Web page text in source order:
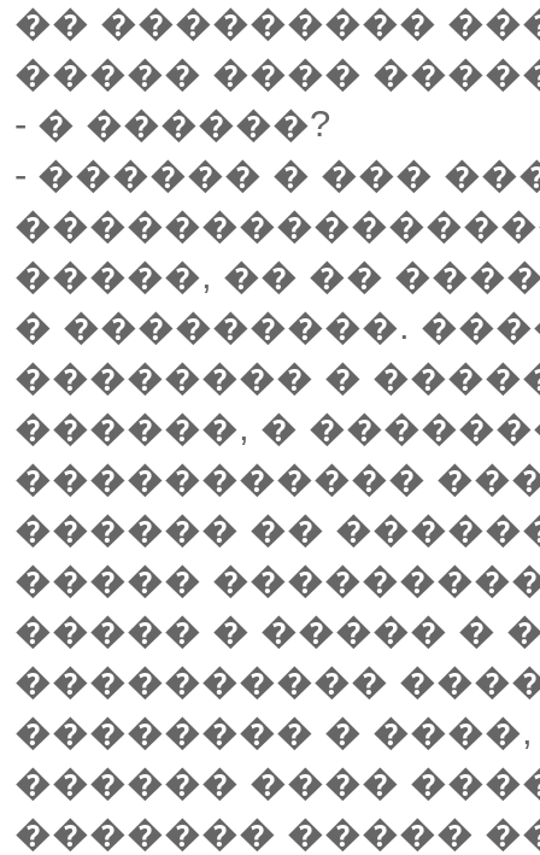
�� ���������
����� ����
- � ������?
- ������ � ���
�����, �� ��
� ���������.
�������� �
������, �
�����������
������ ��
�����
����� � ����� �
����������
�������� �
������ ����
������� �����